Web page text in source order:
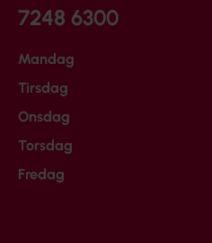
7248 6300
Mandag
Tirsdag
Onsdag
Torsdag
Fredag